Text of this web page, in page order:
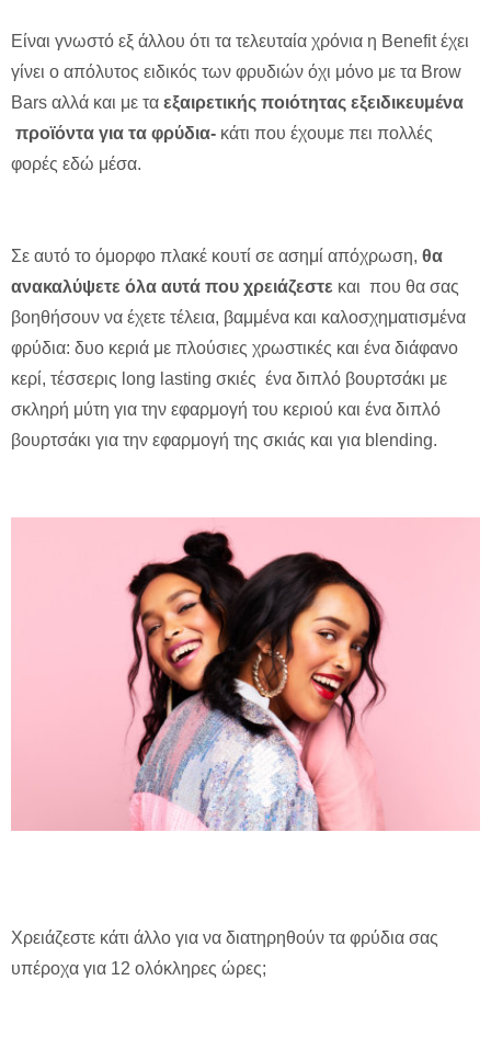
Είναι γνωστό εξ άλλου ότι τα τελευταία χρόνια η Benefit έχει
γίνει ο απόλυτος ειδικός των φρυδιών όχι μόνο με τα Brow
Bars αλλά και με τα εξαιρετικής ποιότητας εξειδικευμένα
προϊόντα για τα φρύδια- κάτι που έχουμε πει πολλές
φορές εδώ μέσα.
Σε αυτό το όμορφο πλακέ κουτί σε ασημί απόχρωση, θα
ανακαλύψετε όλα αυτά που χρειάζεστε και που θα σας
βοηθήσουν να έχετε τέλεια, βαμμένα και καλοσχηματισμένα
φρύδια: δυο κεριά με πλούσιες χρωστικές και ένα διάφανο
κερί, τέσσερις long lasting σκιές ένα διπλό βουρτσάκι με
σκληρή μύτη για την εφαρμογή του κεριού και ένα διπλό
βουρτσάκι για την εφαρμογή της σκιάς και για blending.
Χρειάζεστε κάτι άλλο για να διατηρηθούν τα φρύδια σας
υπέροχα για 12 ολόκληρες ώρες;